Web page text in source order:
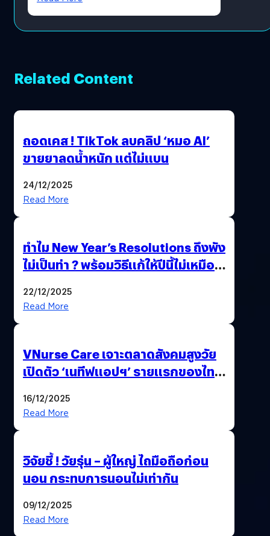
Related Content
ถอดเคส ! TikTok ลบคลิป ‘หมอ AI’
ขายยาลดน้ำหนัก แต่ไม่แบน
24/12/2025
Read More
ทำไม New Year’s Resolutions ถึงพัง
ไม่เป็นท่า ? พร้อมวิธีแก้ให้ปีนี้ไม่เหมือน
22/12/2025
Read More
VNurse Care เจาะตลาดสังคมสูงวัย
เปิดตัว ‘เนทีฟแอปฯ’ รายแรกของไทย
จบในที่เดียว
16/12/2025
Read More
วิจัยชี้ ! วัยรุ่น – ผู้ใหญ่ ไถมือถือก่อน
นอน กระทบการนอนไม่เท่ากัน
09/12/2025
Read More